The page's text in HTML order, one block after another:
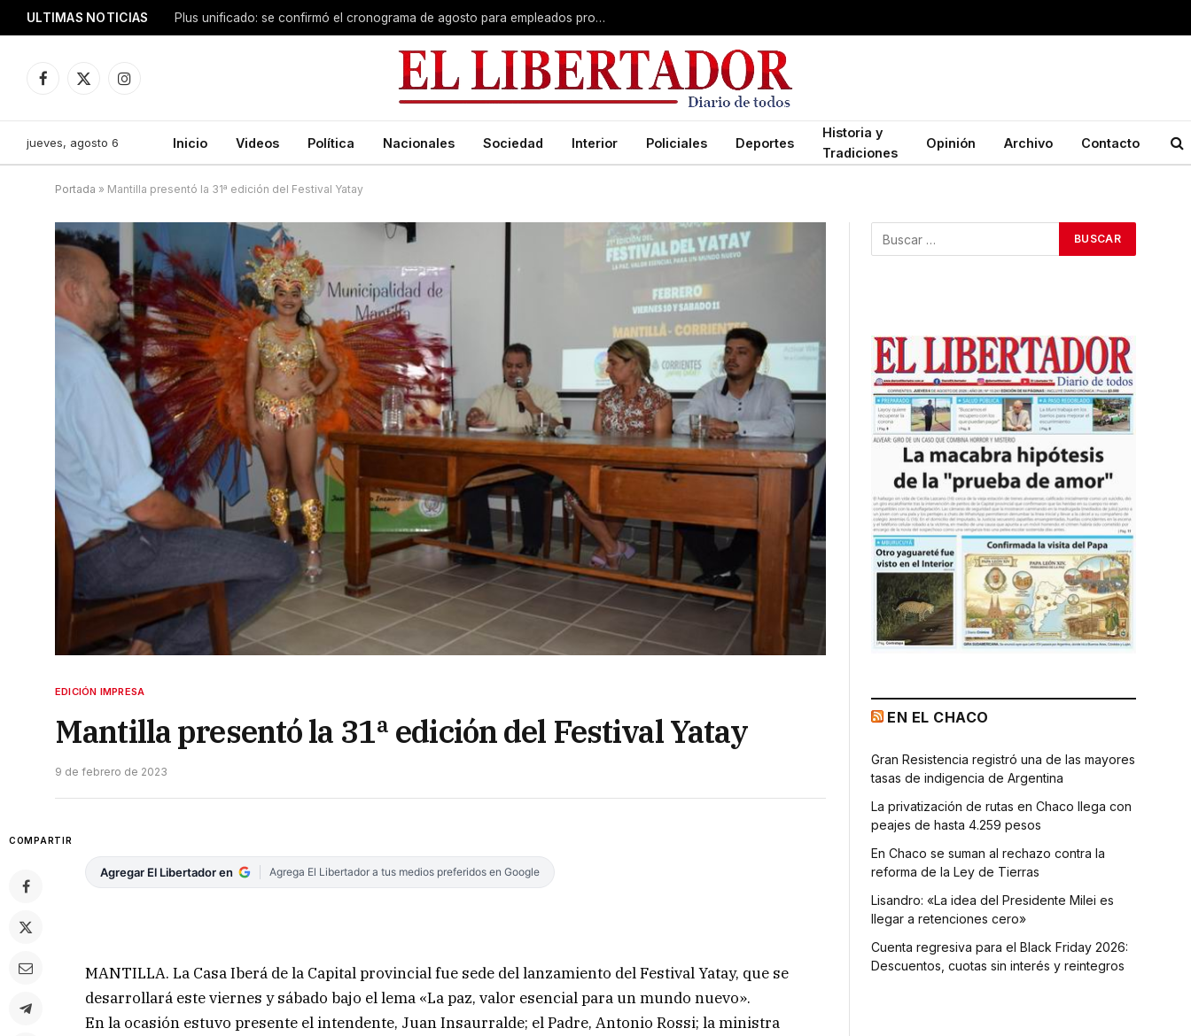
ULTIMAS NOTICIAS Plus unificado: se confirmó el cronograma de agosto para empleados provinciales
Facebook
X
Instagram
jueves, agosto 6 Inicio Videos Política Nacionales Sociedad Interior Policiales Deportes
Historia y
Tradiciones
Opinión Archivo Contacto
Portada » Mantilla presentó la 31ª edición del Festival Yatay
EDICIÓN IMPRESA
Mantilla presentó la 31ª edición del Festival Yatay
9 de febrero de 2023
COMPARTIR
Agregar El Libertador en Agrega El Libertador a tus medios preferidos en Google
MANTILLA. La Casa Iberá de la Capital provincial fue sede del lanzamiento del Festival Yatay, que se
desarrollará este viernes y sábado bajo el lema «La paz, valor esencial para un mundo nuevo».
En la ocasión estuvo presente el intendente, Juan Insaurralde; el Padre, Antonio Rossi; la ministra
EN EL CHACO
Gran Resistencia registró una de las mayores
tasas de indigencia de Argentina
La privatización de rutas en Chaco llega con
peajes de hasta 4.259 pesos
En Chaco se suman al rechazo contra la
reforma de la Ley de Tierras
Lisandro: «La idea del Presidente Milei es
llegar a retenciones cero»
Cuenta regresiva para el Black Friday 2026:
Descuentos, cuotas sin interés y reintegros